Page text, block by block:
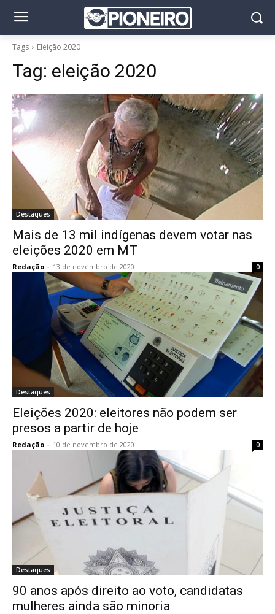
Tags Eleição 2020
Tag: eleição 2020
Destaques
Mais de 13 mil indígenas devem votar nas
eleições 2020 em MT
Redação - 13 de novembro de 2020 0
Destaques
Eleições 2020: eleitores não podem ser
presos a partir de hoje
Redação - 10 de novembro de 2020 0
Destaques
90 anos após direito ao voto, candidatas
mulheres ainda são minoria